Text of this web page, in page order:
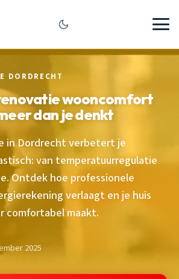
DORDRECHT
wooncomfort
dan je denkt
in Dordrecht verbetert je
van temperatuurregulatie
Ontdek hoe professionele
verlaagt en je huis
comfortabel maakt.
2025